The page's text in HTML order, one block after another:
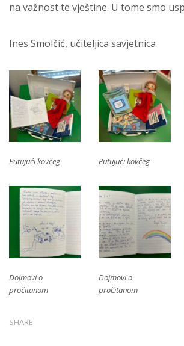
na važnost te vještine. U tome smo
Ines Smolčić, učiteljica savjetnica
Putujući kovčeg Putujući kovčeg
Dojmovi o
pročitanom
Dojmovi o
pročitanom
SHARE